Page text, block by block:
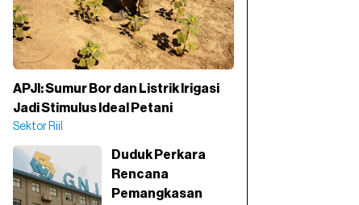
APJI: Sumur Bor dan Listrik Irigasi
Jadi Stimulus Ideal Petani
Sektor Riil
Duduk Perkara
Rencana
Pemangkasan